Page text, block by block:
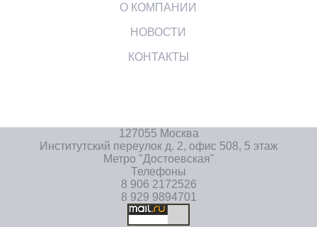
О КОМПАНИИ
НОВОСТИ
КОНТАКТЫ
127055 Москва
Институтский переулок д. 2, офис 508, 5 этаж
Метро "Достоевская"
Телефоны
8 906 2172526
8 929 9894701